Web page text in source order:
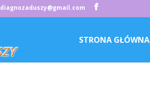
diagnozaduszy@gmail.com
STRONA GŁÓWNA